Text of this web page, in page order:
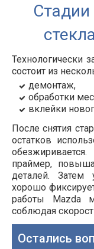
Технологически
состоит из
демонтаж,
обработки
вклейки
После снятия
остатков
праймер,
деталей. Затем
хорошо
работы Mazda
соблюдая
Остались